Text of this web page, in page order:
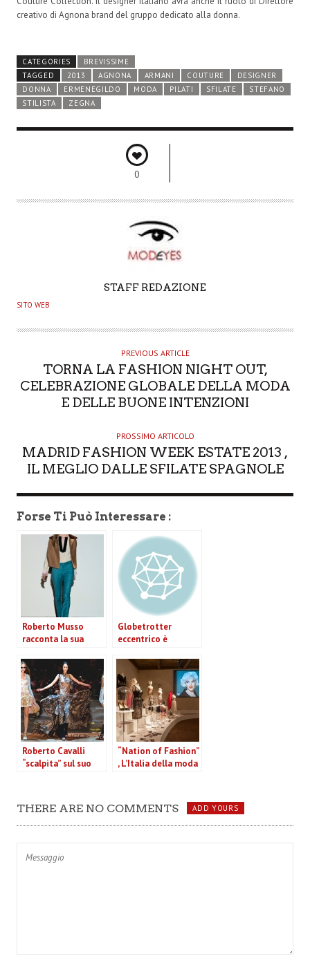
creativo di Agnona brand del gruppo dedicato alla donna.
CATEGORIES
BREVISSIME
TAGGED
2013 AGNONA ARMANI COUTURE
DESIGNER
DONNA
ERMENEGILDO MODA PILATI SFILATE
STEFANO
STILISTA
ZEGNA
0
U
H
STAFF REDAZIONE
SITO WEB
PREVIOUS ARTICLE
TORNA LA FASHION NIGHT OUT,
CELEBRAZIONE GLOBALE DELLA MODA
E DELLE BUONE INTENZIONI
PROSSIMO ARTICOLO
MADRID FASHION WEEK ESTATE 2013 ,
IL MEGLIO DALLE SFILATE SPAGNOLE
Forse Ti Può Interessare :
Roberto Musso
racconta la sua
prossimo inverno
2013 (VIDEO)
Globetrotter
eccentrico è
Zegna per la
prossima estate
(VIDEO)
Roberto Cavalli
“scalpita” sul suo
“Nation of Fashion”
, L’Italia della moda
THERE ARE NO COMMENTS ADD YOURS